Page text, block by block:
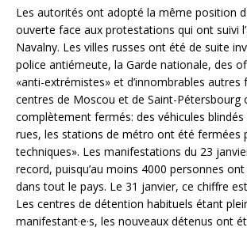
Les autorités ont adopté la même position
ouverte face aux protestations qui ont suivi
Navalny. Les villes russes ont été de suite
police antiémeute, la Garde nationale, des
«anti-extrémistes» et d’innombrables autres
centres de Moscou et de Saint-Pétersbourg
complètement fermés: des véhicules
rues, les stations de métro ont été fermées
techniques». Les manifestations du 23
record, puisqu’au moins 4000 personnes
dans tout le pays. Le 31 janvier, ce chiffre
Les centres de détention habituels étant
manifestant·e·s, les nouveaux détenus ont